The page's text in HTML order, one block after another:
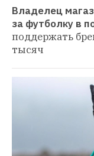
Владелец
за футболку в
поддержать
тысяч